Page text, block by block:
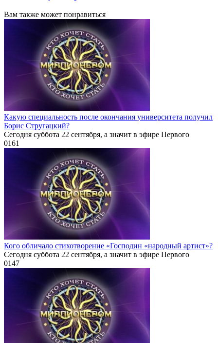
Вам также может понравиться
Какую специальность после окончания университета получил
Борис Стругацкий?
Сегодня суббота 22 сентября, а значит в эфире Первого
0161
Кого обличало стихотворение «Господин «народный артист»?
Сегодня суббота 22 сентября, а значит в эфире Первого
0147